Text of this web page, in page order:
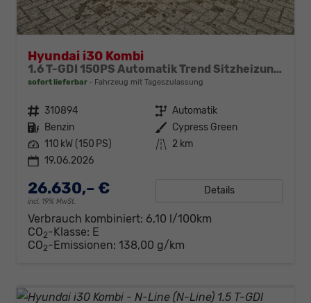
Hyundai i30 Kombi
1.6 T-GDI 150PS Automatik Trend Sitzheizung Lenkradheizung Klimaautomatik PDC v+h Rückf.Kamera Navi Apple CarPlay + Android Auto 16"LM
sofort lieferbar Fahrzeug mit Tageszulassung
Fahrzeugnr. 310894 Getriebe Automatik
Kraftstoff Benzin Außenfarbe Cypress Green
Leistung 110 kW (150 PS) Kilometerstand 2 km
19.06.2026
26.630,– €
incl. 19% MwSt.
Details
Verbrauch kombiniert: 6,10 l/100km
CO2-Klasse: E
CO2-Emissionen: 138,00 g/km